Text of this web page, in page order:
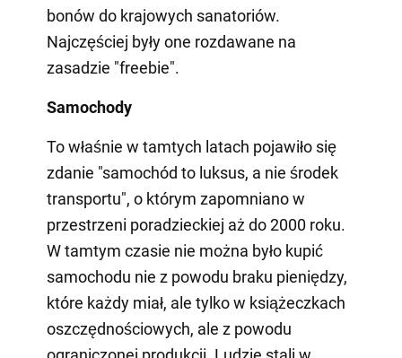
bonów do krajowych sanatoriów.
Najczęściej były one rozdawane na
zasadzie "freebie".
Samochody
To właśnie w tamtych latach pojawiło się
zdanie "samochód to luksus, a nie środek
transportu", o którym zapomniano w
przestrzeni poradzieckiej aż do 2000 roku.
W tamtym czasie nie można było kupić
samochodu nie z powodu braku pieniędzy,
które każdy miał, ale tylko w książeczkach
oszczędnościowych, ale z powodu